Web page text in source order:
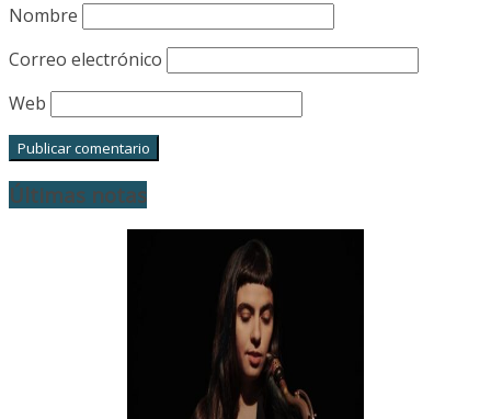
Nombre
Correo electrónico
Web
Últimas notas